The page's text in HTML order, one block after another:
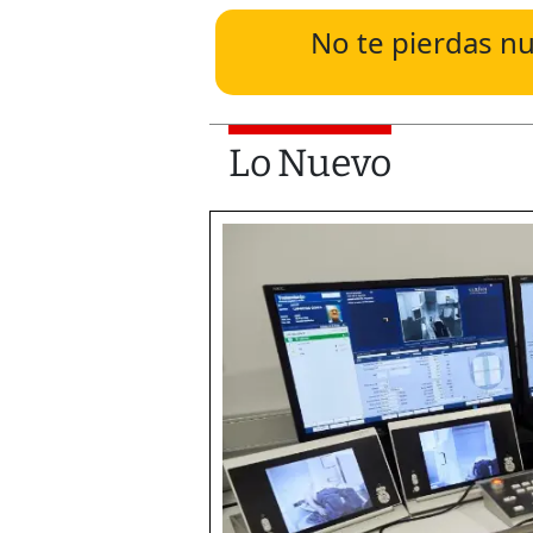
No te pierdas
Lo Nuevo